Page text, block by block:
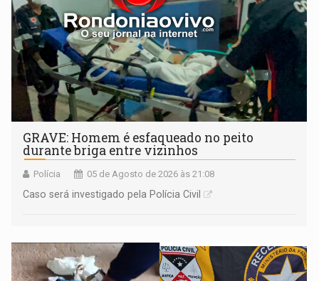
GRAVE: Homem é esfaqueado no peito
durante briga entre vizinhos
Polícia 05 de Agosto de 2026 às 21:08
Caso será investigado pela Polícia Civil